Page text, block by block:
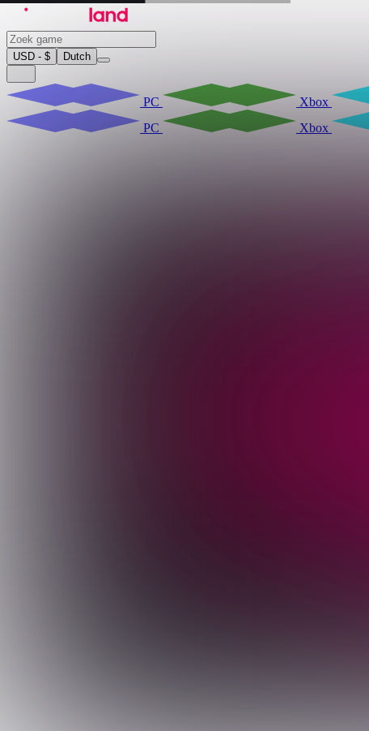
USD - $ Dutch
PC Xbox
PC
Xbox